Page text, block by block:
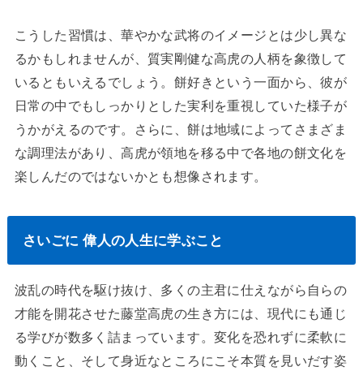
こうした習慣は、華やかな武将のイメージとは少し異な
るかもしれませんが、質実剛健な高虎の人柄を象徴して
いるともいえるでしょう。餅好きという一面から、彼が
日常の中でもしっかりとした実利を重視していた様子が
うかがえるのです。さらに、餅は地域によってさまざま
な調理法があり、高虎が領地を移る中で各地の餅文化を
楽しんだのではないかとも想像されます。
さいごに 偉人の人生に学ぶこと
波乱の時代を駆け抜け、多くの主君に仕えながら自らの
才能を開花させた藤堂高虎の生き方には、現代にも通じ
る学びが数多く詰まっています。変化を恐れずに柔軟に
動くこと、そして身近なところにこそ本質を見いだす姿